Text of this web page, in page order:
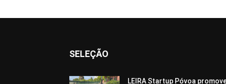
SELEÇÃO
LEIRA Startup Póvoa